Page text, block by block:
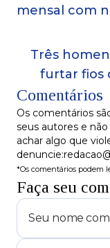
mensal com
Três
furtar fios
Comentários
Os comentários
seus autores e
achar algo que
*Os comentários podem
Faça seu